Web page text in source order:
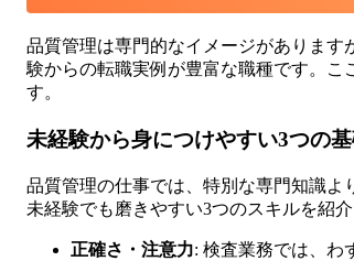
品質管理は専門的なイメージがあります
験からの転職実例が豊富な職種です。こ
す。
未経験から身につけやすい3つの
品質管理の仕事では、特別な専門知識よ
未経験でも磨きやすい3つのスキルを紹介
正確さ・注意力: 検査業務では、わ